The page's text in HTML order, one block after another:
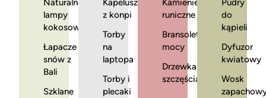
Naturalne
lampy
kokosowe
Łapacze
snów z
Bali
Szklane
Kapelusze
z konpi
Torby
na
laptopa
Torby i
plecaki
Kamienie
runiczne
Bransoletki
mocy
Drzewka
szczęścia
Pudry
do
kąpieli
Dyfuzor
kwiatowy
Wosk